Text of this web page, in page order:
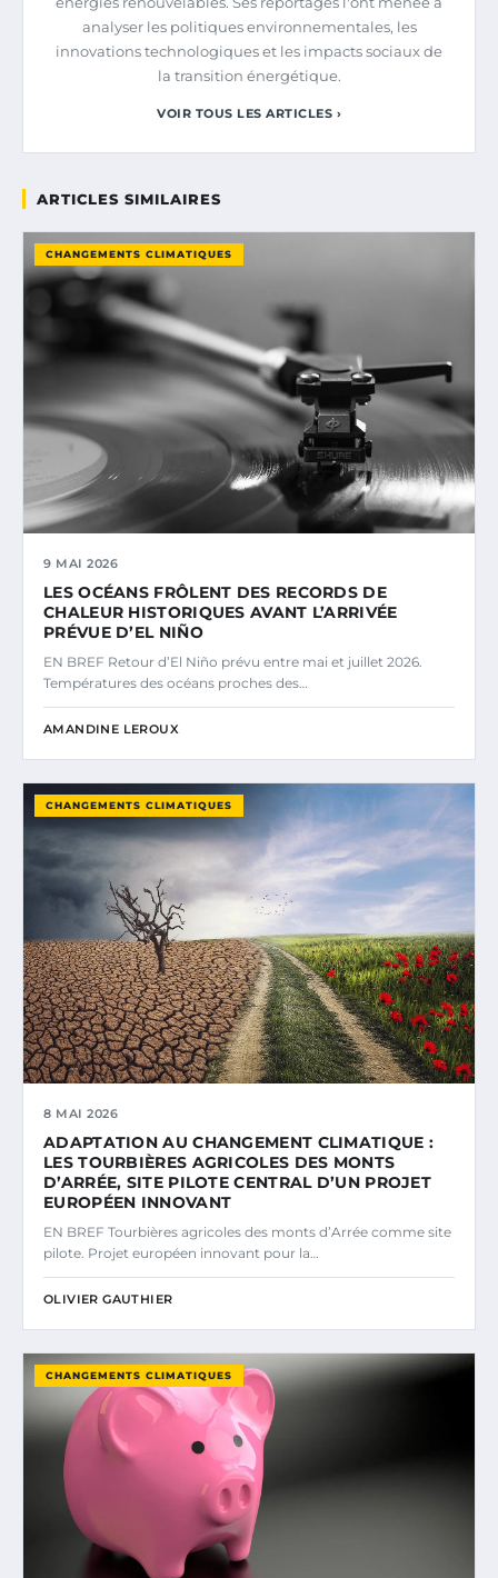
analyser les politiques environnementales, les
innovations technologiques et les impacts sociaux de
la transition énergétique.
VOIR TOUS LES ARTICLES ›
ARTICLES SIMILAIRES
CHANGEMENTS CLIMATIQUES
9 MAI 2026
LES OCÉANS FRÔLENT DES RECORDS DE
CHALEUR HISTORIQUES AVANT L’ARRIVÉE
PRÉVUE D’EL NIÑO
EN BREF Retour d’El Niño prévu entre mai et juillet 2026.
Températures des océans proches des…
AMANDINE LEROUX
CHANGEMENTS CLIMATIQUES
8 MAI 2026
ADAPTATION AU CHANGEMENT CLIMATIQUE :
LES TOURBIÈRES AGRICOLES DES MONTS
D’ARRÉE, SITE PILOTE CENTRAL D’UN PROJET
EUROPÉEN INNOVANT
EN BREF Tourbières agricoles des monts d’Arrée comme site
pilote. Projet européen innovant pour la…
OLIVIER GAUTHIER
CHANGEMENTS CLIMATIQUES